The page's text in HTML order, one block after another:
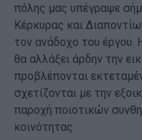
πόλης μας υπέγραψε
Κέρκυρας και
τον ανάδοχο του έργου.
θα αλλάξει άρδην την
προβλέπονται
σχετίζονται με την
παροχή ποιοτικών
κοινότητας.